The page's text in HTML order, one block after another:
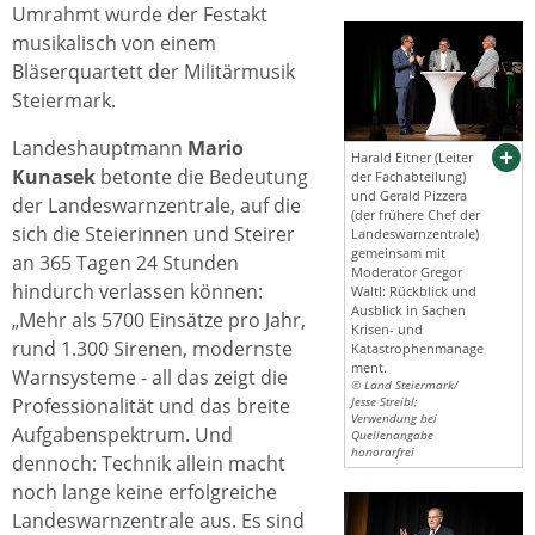
Harald Eitner (Leiter
der Fachabteilung)
und Gerald Pizzera
(der frühere Chef der
Landeswarnzentrale)
gemeinsam mit
Moderator Gregor
Waltl: Rückblick und
Ausblick in Sachen
Krisen- und
Katastrophenmanage
ment.
© Land Steiermark/
Jesse Streibl;
Verwendung bei
Quellenangabe
honorarfrei
Umrahmt wurde der Festakt
musikalisch von einem
Bläserquartett der Militärmusik
Steiermark.
Landeshauptmann Mario
Kunasek betonte die Bedeutung
der Landeswarnzentrale, auf die
sich die Steierinnen und Steirer
an 365 Tagen 24 Stunden
hindurch verlassen können:
„Mehr als 5700 Einsätze pro Jahr,
rund 1.300 Sirenen, modernste
Warnsysteme - all das zeigt die
Professionalität und das breite
Aufgabenspektrum. Und
dennoch: Technik allein macht
noch lange keine erfolgreiche
Landeswarnzentrale aus. Es sind